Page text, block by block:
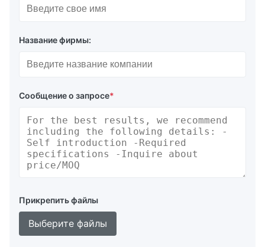
Название фирмы:
Сообщение о запросе*
Прикрепить файлы
Выберите файлы